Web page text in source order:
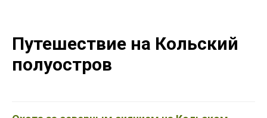
Путешествие на Кольский
полуостров